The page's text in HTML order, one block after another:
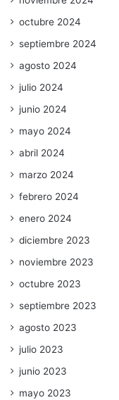
octubre 2024
septiembre 2024
agosto 2024
julio 2024
junio 2024
mayo 2024
abril 2024
marzo 2024
febrero 2024
enero 2024
diciembre 2023
noviembre 2023
octubre 2023
septiembre 2023
agosto 2023
julio 2023
junio 2023
mayo 2023